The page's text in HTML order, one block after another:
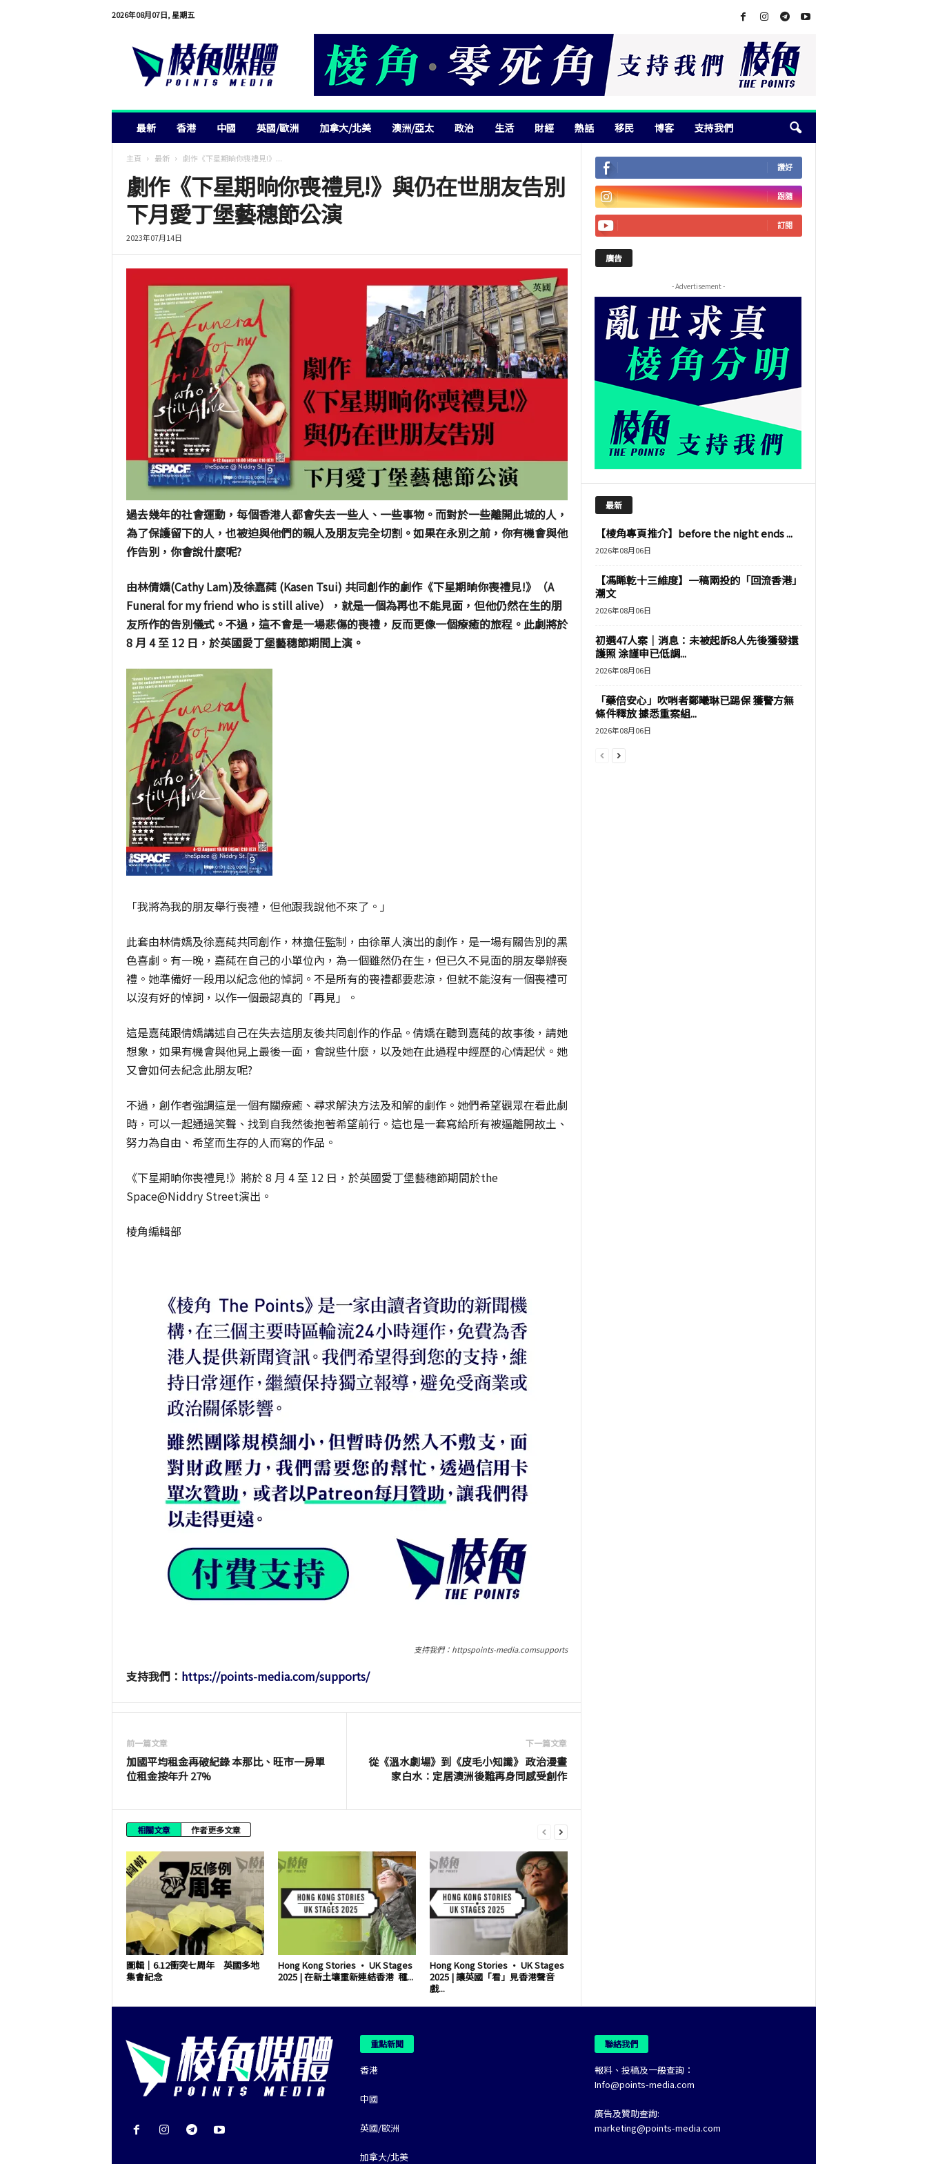
2026年08月07日, 星期五
最新 香港 中國 英國/歐洲 加拿大/北美 澳洲/亞太 政治 生活 財經 熱話 移民 博客 支持我們
主頁 最新 劇作《下星期晌你喪禮見!》...
劇作《下星期晌你喪禮見!》與仍在世朋友告別
下月愛丁堡藝穗節公演
2023年07月14日
過去幾年的社會運動，每個香港人都會失去一些人、一些事物。而對於一些離開此城的人，
為了保護留下的人，也被迫與他們的親人及朋友完全切割。如果在永別之前，你有機會與他
作告別，你會說什麼呢?
由林倩嬌(Cathy Lam)及徐嘉蒓 (Kasen Tsui) 共同創作的劇作《下星期晌你喪禮見!》（A
Funeral for my friend who is still alive），就是一個為再也不能見面，但他仍然在生的朋
友所作的告別儀式。不過，這不會是一場悲傷的喪禮，反而更像一個療癒的旅程。此劇將於
8 月 4 至 12 日，於英國愛丁堡藝穗節期間上演。
「我將為我的朋友舉行喪禮，但他跟我說他不來了。」
此套由林倩嬌及徐嘉蒓共同創作，林擔任監制，由徐單人演出的劇作，是一場有關告別的黑
色喜劇。有一晚，嘉蒓在自己的小單位內，為一個雖然仍在生，但已久不見面的朋友舉辦喪
禮。她準備好一段用以紀念他的悼詞。不是所有的喪禮都要悲涼，但就不能沒有一個喪禮可
以沒有好的悼詞，以作一個最認真的「再見」。
這是嘉蒓跟倩嬌講述自己在失去這朋友後共同創作的作品。倩嬌在聽到嘉蒓的故事後，請她
想象，如果有機會與他見上最後一面，會說些什麼，以及她在此過程中經歷的心情起伏。她
又會如何去紀念此朋友呢?
不過，創作者強調這是一個有關療癒、尋求解決方法及和解的劇作。她們希望觀眾在看此劇
時，可以一起通過笑聲、找到自我然後抱著希望前行。這也是一套寫給所有被逼離開故土、
努力為自由、希望而生存的人而寫的作品。
《下星期晌你喪禮見!》將於 8 月 4 至 12 日，於英國愛丁堡藝穗節期間於the
Space@Niddry Street演出。
棱角編輯部
支持我們：httpspoints-media.comsupports
支持我們： https://points-media.com/supports/
前一篇文章
加國平均租金再破紀錄 本那比、旺市一房單
位租金按年升 27%
下一篇文章
從《溫水劇場》到《皮毛小知識》 政治漫畫
家白水︰定居澳洲後難再身同感受創作
相關文章 作者更多文章
圖輯｜6.12衝突七周年 英國多地
集會紀念
Hong Kong Stories • UK Stages
2025 | 在新土壤重新連結香港 種...
Hong Kong Stories • UK Stages
2025 | 讓英國「看」見香港聲音
戲...
讚好
跟隨
訂閱
廣告
- Advertisement -
最新
【棱角專頁推介】before the night ends ...
2026年08月06日
【馮睎乾十三維度】一稿兩投的「回流香港」
潮文
2026年08月06日
初選47人案｜消息：未被起訴8人先後獲發還
護照 涂謹申已低調...
2026年08月06日
「藥倍安心」吹哨者鄭曦琳已踢保 獲警方無
條件釋放 據悉重案組...
2026年08月06日
重點新聞
香港
中國
英國/歐洲
加拿大/北美
聯絡我們
報料、投稿及一般查詢：
Info@points-media.com
廣告及贊助查詢:
marketing@points-media.com